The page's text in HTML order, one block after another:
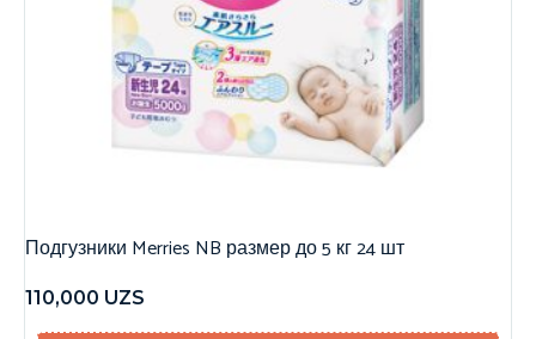
Подгузники Merries NB размер до 5 кг 24 шт
110,000 UZS